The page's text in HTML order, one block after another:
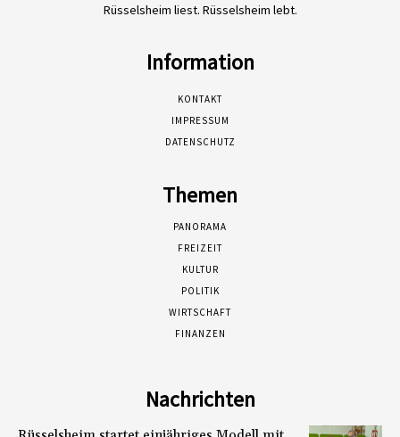
Rüsselsheim liest. Rüsselsheim lebt.
Information
KONTAKT
IMPRESSUM
DATENSCHUTZ
Themen
PANORAMA
FREIZEIT
KULTUR
POLITIK
WIRTSCHAFT
FINANZEN
Nachrichten